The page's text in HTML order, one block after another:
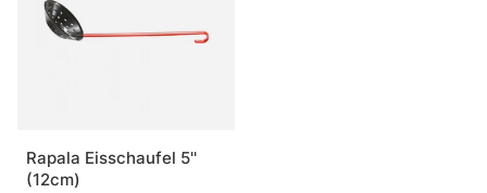
Rapala Eisschaufel 5''
(12cm)